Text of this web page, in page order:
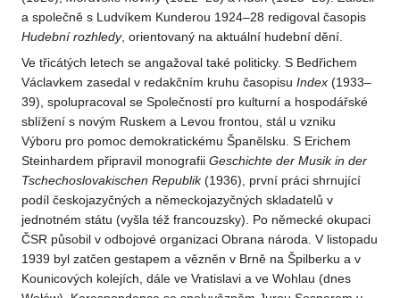
a společně s Ludvíkem Kunderou 1924–28 redigoval časopis
Hudební rozhledy, orientovaný na aktuální hudební dění.
Ve třicátých letech se angažoval také politicky. S Bedřichem
Václavkem zasedal v redakčním kruhu časopisu Index (1933–
39), spolupracoval se Společností pro kulturní a hospodářské
sblížení s novým Ruskem a Levou frontou, stál u vzniku
Výboru pro pomoc demokratickému Španělsku. S Erichem
Steinhardem připravil monografii Geschichte der Musik in der
Tschechoslovakischen Republik(1936), první práci shrnující
podíl českojazyčných a německojazyčných skladatelů v
jednotném státu (vyšla též francouzsky). Po německé okupaci
ČSR působil v odbojové organizaci Obrana národa. V listopadu
1939 byl zatčen gestapem a vězněn v Brně na Špilberku a v
Kounicových kolejích, dále ve Vratislavi a ve Wohlau (dnes